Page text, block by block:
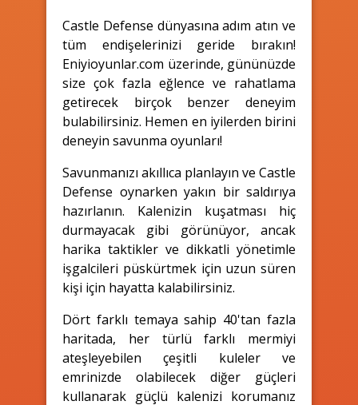
Castle Defense dünyasına adım atın ve
tüm endişelerinizi geride bırakın!
Eniyioyunlar.com üzerinde, gününüzde
size çok fazla eğlence ve rahatlama
getirecek birçok benzer deneyim
bulabilirsiniz. Hemen en iyilerden birini
deneyin savunma oyunları!
Savunmanızı akıllıca planlayın ve Castle
Defense oynarken yakın bir saldırıya
hazırlanın. Kalenizin kuşatması hiç
durmayacak gibi görünüyor, ancak
harika taktikler ve dikkatli yönetimle
işgalcileri püskürtmek için uzun süren
kişi için hayatta kalabilirsiniz.
Dört farklı temaya sahip 40'tan fazla
haritada, her türlü farklı mermiyi
ateşleyebilen çeşitli kuleler ve
emrinizde olabilecek diğer güçleri
kullanarak güçlü kalenizi korumanız